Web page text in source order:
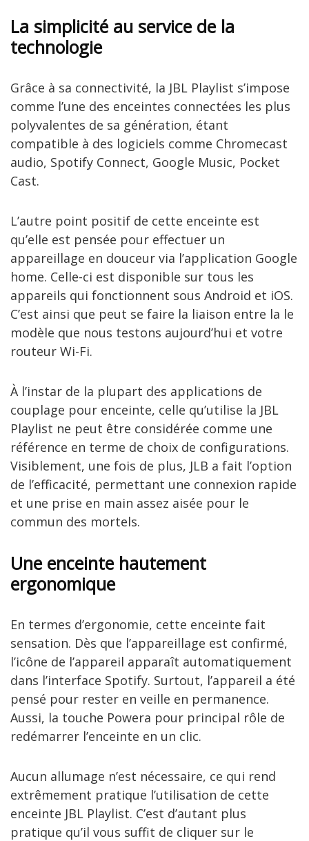
La simplicité au service de la
technologie
Grâce à sa connectivité, la JBL Playlist s’impose
comme l’une des enceintes connectées les plus
polyvalentes de sa génération, étant
compatible à des logiciels comme Chromecast
audio, Spotify Connect, Google Music, Pocket
Cast.
L’autre point positif de cette enceinte est
qu’elle est pensée pour effectuer un
appareillage en douceur via l’application Google
home. Celle-ci est disponible sur tous les
appareils qui fonctionnent sous Android et iOS.
C’est ainsi que peut se faire la liaison entre la le
modèle que nous testons aujourd’hui et votre
routeur Wi-Fi.
À l’instar de la plupart des applications de
couplage pour enceinte, celle qu’utilise la JBL
Playlist ne peut être considérée comme une
référence en terme de choix de configurations.
Visiblement, une fois de plus, JLB a fait l’option
de l’efficacité, permettant une connexion rapide
et une prise en main assez aisée pour le
commun des mortels.
Une enceinte hautement
ergonomique
En termes d’ergonomie, cette enceinte fait
sensation. Dès que l’appareillage est confirmé,
l’icône de l’appareil apparaît automatiquement
dans l’interface Spotify. Surtout, l’appareil a été
pensé pour rester en veille en permanence.
Aussi, la touche Powera pour principal rôle de
redémarrer l’enceinte en un clic.
Aucun allumage n’est nécessaire, ce qui rend
extrêmement pratique l’utilisation de cette
enceinte JBL Playlist. C’est d’autant plus
pratique qu’il vous suffit de cliquer sur le